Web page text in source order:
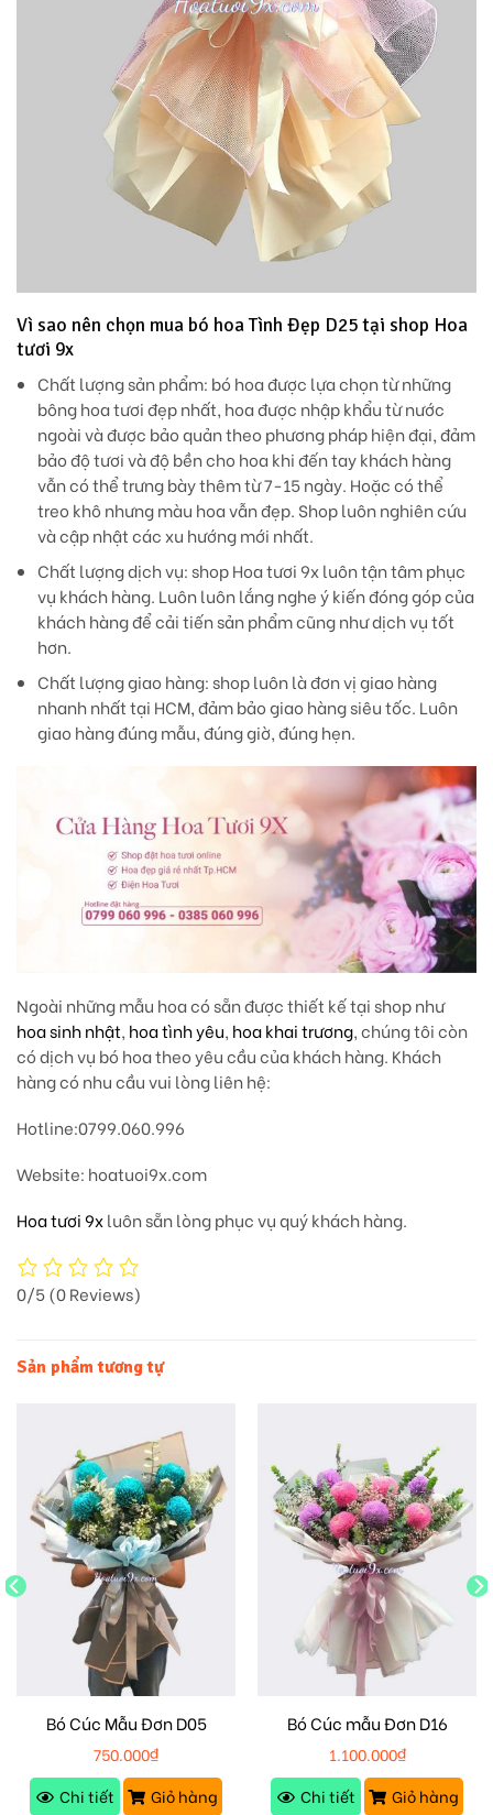
Vì sao nên chọn mua bó hoa Tình Đẹp D25 tại shop Hoa
tươi 9x
Chất lượng sản phẩm: bó hoa được lựa chọn từ những
bông hoa tươi đẹp nhất, hoa được nhập khẩu từ nước
ngoài và được bảo quản theo phương pháp hiện đại, đảm
bảo độ tươi và độ bền cho hoa khi đến tay khách hàng
vẫn có thể trưng bày thêm từ 7-15 ngày. Hoặc có thể
treo khô nhưng màu hoa vẫn đẹp. Shop luôn nghiên cứu
và cập nhật các xu hướng mới nhất.
Chất lượng dịch vụ: shop Hoa tươi 9x luôn tận tâm phục
vụ khách hàng. Luôn luôn lắng nghe ý kiến đóng góp của
khách hàng để cải tiến sản phẩm cũng như dịch vụ tốt
hơn.
Chất lượng giao hàng: shop luôn là đơn vị giao hàng
nhanh nhất tại HCM, đảm bảo giao hàng siêu tốc. Luôn
giao hàng đúng mẫu, đúng giờ, đúng hẹn.
Ngoài những mẫu hoa có sẵn được thiết kế tại shop như
hoa sinh nhật, hoa tình yêu, hoa khai trương, chúng tôi còn
có dịch vụ bó hoa theo yêu cầu của khách hàng. Khách
hàng có nhu cầu vui lòng liên hệ:
Hotline:0799.060.996
Website: hoatuoi9x.com
Hoa tươi 9xluôn sẵn lòng phục vụ quý khách hàng.
0/5(0 Reviews)
Sản phẩm tương tự
Bó Cúc Mẫu Đơn D05
750.000₫
Chi tiết
Giỏ hàng
Bó Cúc mẫu Đơn D16
1.100.000₫
Chi tiết
Giỏ hàng